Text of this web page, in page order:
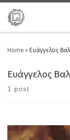
Home » Ευάγγελος
Ευάγγελος
1 post